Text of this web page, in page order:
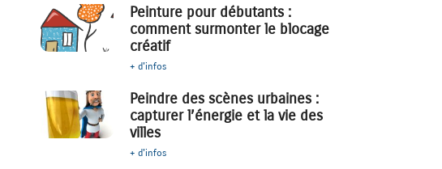
Peinture pour débutants :
comment surmonter le blocage
créatif
+ d'infos
Peindre des scènes urbaines :
capturer l’énergie et la vie des
villes
+ d'infos